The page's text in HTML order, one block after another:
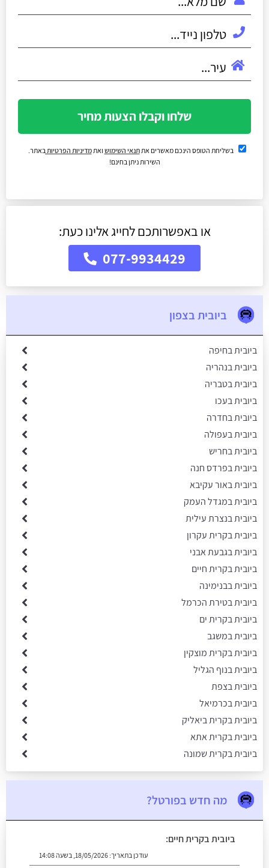
שלחו וקבלו הצעות מחיר
בשליחת הטופס הינכם מאשרים אתתנאי השימוש ואתמדיניות הפרטיות באתר.
השירות ניתן בחינם!
או באפשרותכם לחייג אלינו כעת:
077-9934429
ביובית בצפון
ביובית בחיפה
ביובית בנהריה
ביובית בטבריה
ביובית בעכו
ביובית בחדרה
ביובית בעפולה
ביובית בחריש
ביובית בפרדס חנה
ביובית באור עקיבא
ביובית במגדל העמק
ביובית בנצרת עילית
ביובית בקרית עקרון
ביובית בגבעת אבני
ביובית בקרית חיים
ביובית בבנימינה
ביובית בטירת הכרמל
ביובית בקרית ים
ביובית במשגב
ביובית בקרית מוצקין
ביובית בנוף הגליל
ביובית בצפת
ביובית בכרמיאל
ביובית בקרית ביאליק
ביובית בקרית אתא
ביובית בקרית שמונה
מה חדש בפורטל?
ביובית בקרית חיים:
עודכן בתאריך:18/05/2026, בשעה 14:08